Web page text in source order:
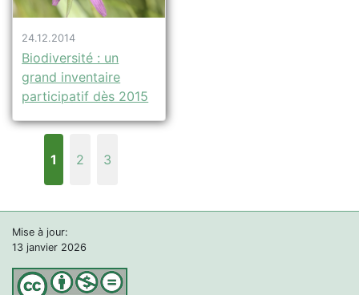
24.12.2014
Biodiversité : un
grand inventaire
participatif dès 2015
1 2 3
Mise à jour:
13 janvier 2026